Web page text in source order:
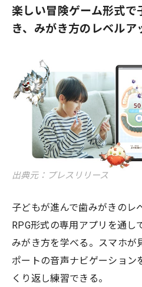
楽しい冒険ゲーム形式で
き、みがき方のレベルア
出典元：プレスリリース
子どもが進んで歯みがきのレ
RPG形式の専用アプリを通し
みがき方を学べる。スマホが
ポートの音声ナビゲーション
くり返し練習できる。